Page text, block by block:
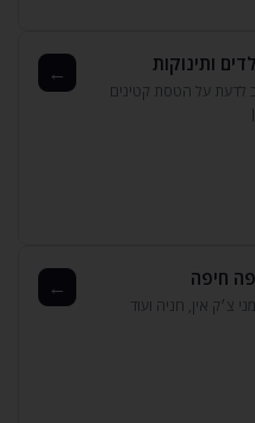
ותינוקות
לדעת על הטסת קטינים
←
חיפה
צ׳ק אין‚ חניה ועוד
←